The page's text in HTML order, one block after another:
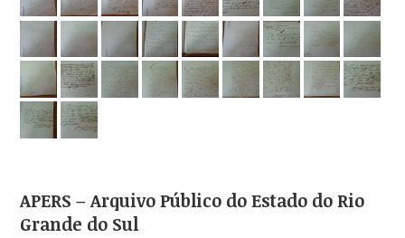
APERS – Arquivo Público do Estado do Rio
Grande do Sul